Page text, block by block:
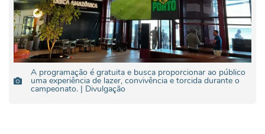
A programação é gratuita e busca proporcionar ao público
uma experiência de lazer, convivência e torcida durante o
campeonato. | Divulgação